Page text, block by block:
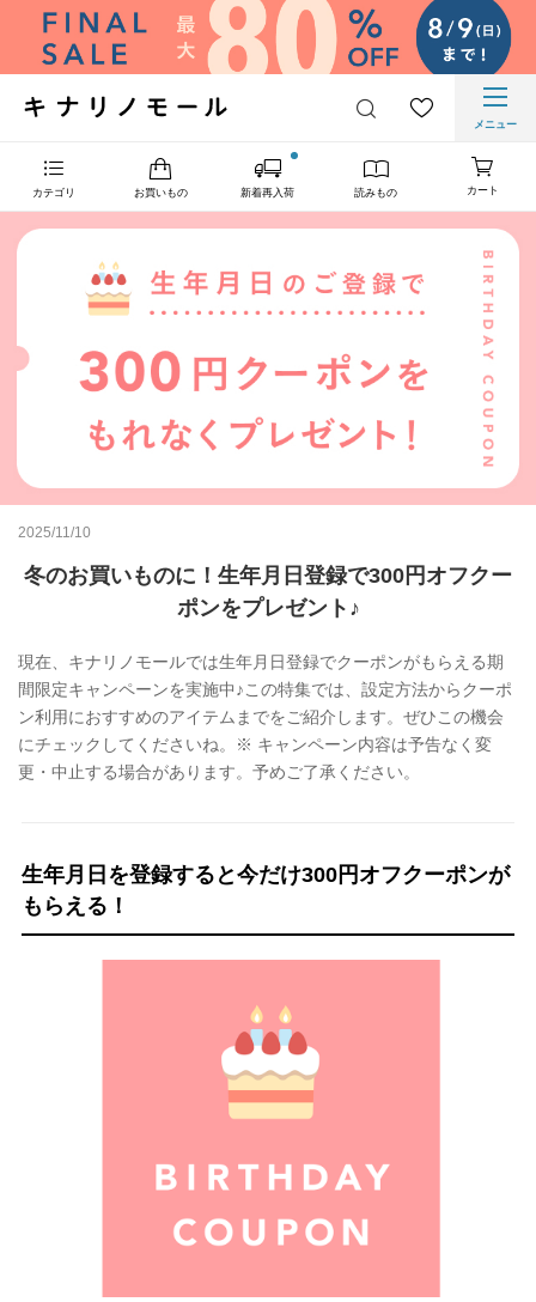
メニュー
カテゴリ お買いもの 新着再入荷 読みもの カート
2025/11/10
冬のお買いものに！生年月日登録で300円オフクー
ポンをプレゼント♪
現在、キナリノモールでは生年月日登録でクーポンがもらえる期
間限定キャンペーンを実施中♪この特集では、設定方法からクーポ
ン利用におすすめのアイテムまでをご紹介します。ぜひこの機会
にチェックしてくださいね。※ キャンペーン内容は予告なく変
更・中止する場合があります。予めご了承ください。
生年月日を登録すると今だけ300円オフクーポンが
もらえる！